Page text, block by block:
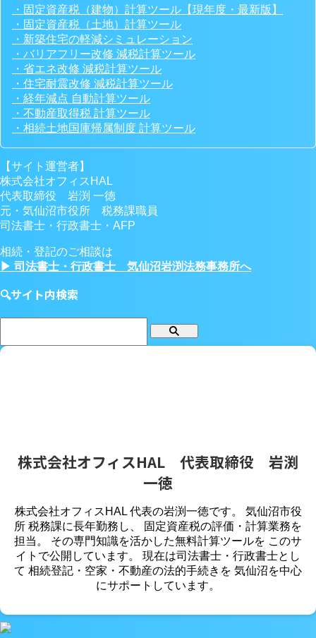
・固定資産税（建物）計算ツール【現年度・最新版】
・固定資産税（土地）計算ツール
・新築住宅の軽減シミュレーション
・バリアフリー改修 減税計算ツール
・省エネ改修 減税計算ツール
・住宅耐震改修 減税計算ツール
・経年減点 自動計算ツール
・不動産取得税 計算ツール
・相続土地国庫帰属制度 計算ツール
【サイト運営者】
株式会社オフィスHAL
代表取締役 岩渕 一徳
元・気仙沼市役所 税務課職員
司法書士・行政書士・AFP
相続・登記のご相談は
▶ 司法書士・行政書士 気仙沼岩渕法務事務所へ
🔍サイト内検索
株式会社オフィスHAL 代表取締役 岩渕
一徳
株式会社オフィスHAL 代表の岩渕一徳です。 気仙沼市役
所 税務課に長年勤務し、 固定資産税の評価・計算業務を
担当。 その専門知識を活かした無料計算ツールを このサ
イトで公開しています。 現在は司法書士・行政書士とし
て 相続登記・空家・不動産の法的手続きを 気仙沼を中心
にサポートしています。